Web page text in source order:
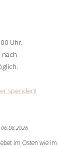
Uhr.
spenden!
06.08.2026
im Osten wie im